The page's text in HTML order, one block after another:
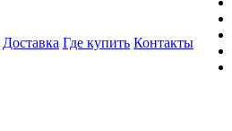
Доставка Где купить Контакты